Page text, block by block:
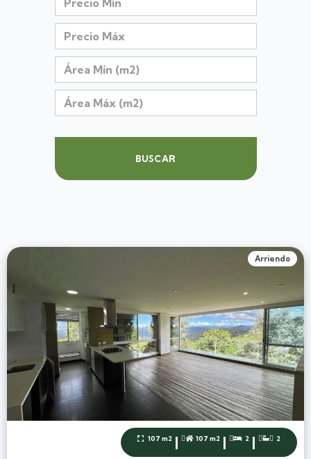
BUSCAR
Arriendo
 107 m2 |  107 m2 |  2 |  2